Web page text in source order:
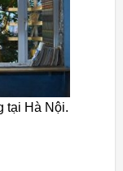
tại Hà Nội.